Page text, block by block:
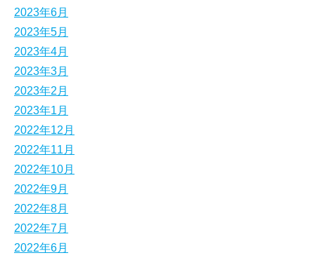
2023年6月
2023年5月
2023年4月
2023年3月
2023年2月
2023年1月
2022年12月
2022年11月
2022年10月
2022年9月
2022年8月
2022年7月
2022年6月